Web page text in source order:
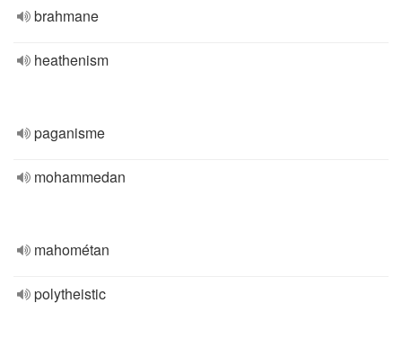
brahmane
heathenism
paganisme
mohammedan
mahométan
polytheistic